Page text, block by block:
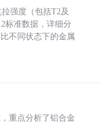
强度（包括T2及
标准数据，详细分
不同状态下的金属
重点分析了铝合金